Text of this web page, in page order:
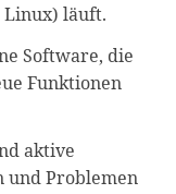
Linux) läuft.
Software, die
Funktionen
aktive
und Problemen